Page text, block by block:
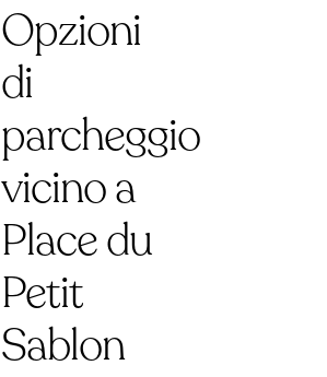
Opzioni
di
parcheggio
vicino a
Place du
Petit
Sablon